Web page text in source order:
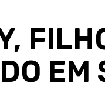
EM